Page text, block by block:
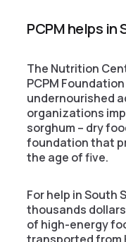
PCPM helps in
The Nutrition
PCPM
undernourished
organizations
sorghum – dry
foundation that
the age of five.
For help in South
thousands
of high-energy